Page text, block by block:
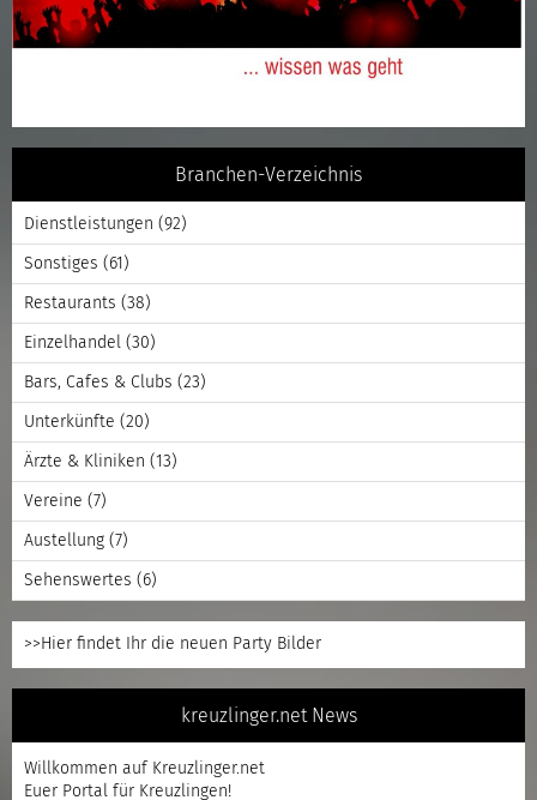
Branchen-Verzeichnis
Dienstleistungen (92)
Sonstiges (61)
Restaurants (38)
Einzelhandel (30)
Bars, Cafes & Clubs (23)
Unterkünfte (20)
Ärzte & Kliniken (13)
Vereine (7)
Austellung (7)
Sehenswertes (6)
>>Hier findet Ihr die neuen Party Bilder
kreuzlinger.net News
Willkommen auf Kreuzlinger.net
Euer Portal für Kreuzlingen!